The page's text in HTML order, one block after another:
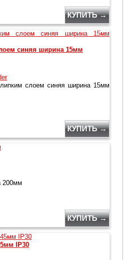
КУПИТЬ →
синяя ширина 15мм
слоем синяя ширина 15мм
КУПИТЬ →
200мм
КУПИТЬ →
IP30